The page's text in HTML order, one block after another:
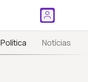
Política Notícias